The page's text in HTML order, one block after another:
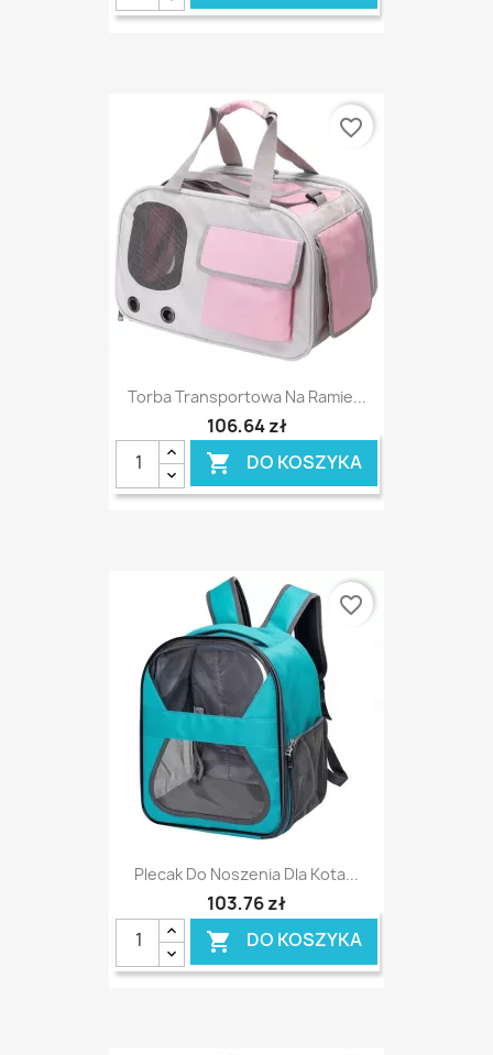
Torba Transportowa Na Ramie...
106,64 zł
 DO KOSZYKA
favorite_border
Plecak Do Noszenia Dla Kota...
103,76 zł
 DO KOSZYKA
favorite_border